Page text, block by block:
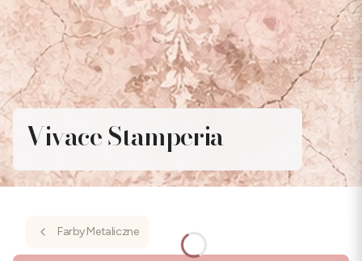
Vivace Stamperia
Farby Metaliczne